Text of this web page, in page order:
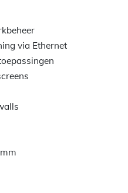
via Ethernet